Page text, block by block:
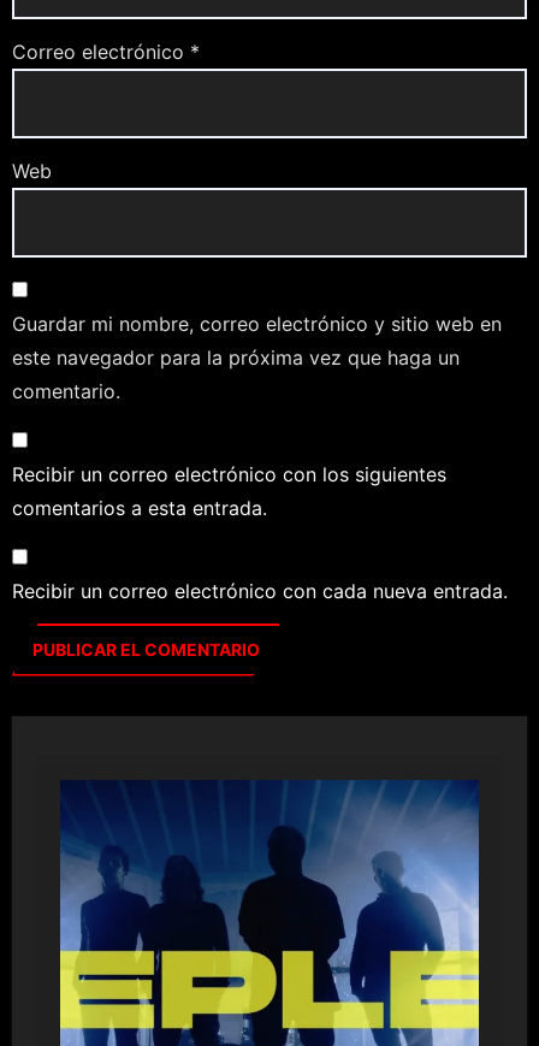
Correo electrónico *
Web
Guardar mi nombre, correo electrónico y sitio web en
este navegador para la próxima vez que haga un
comentario.
Recibir un correo electrónico con los siguientes
comentarios a esta entrada.
Recibir un correo electrónico con cada nueva entrada.